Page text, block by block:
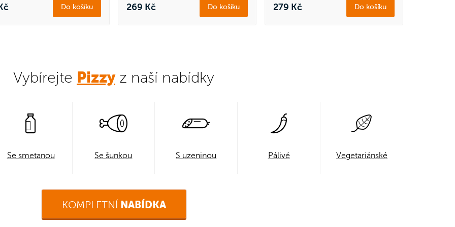
cukrem a bohatým
karamelovým krémem.
Do košíku 269 Kč Do košíku 279 Kč Do košíku
Vybírejte Pizzyz naší nabídky
Se smetanou Se šunkou S uzeninou Pálivé Vegetariánské
KOMPLETNÍ NABÍDKA